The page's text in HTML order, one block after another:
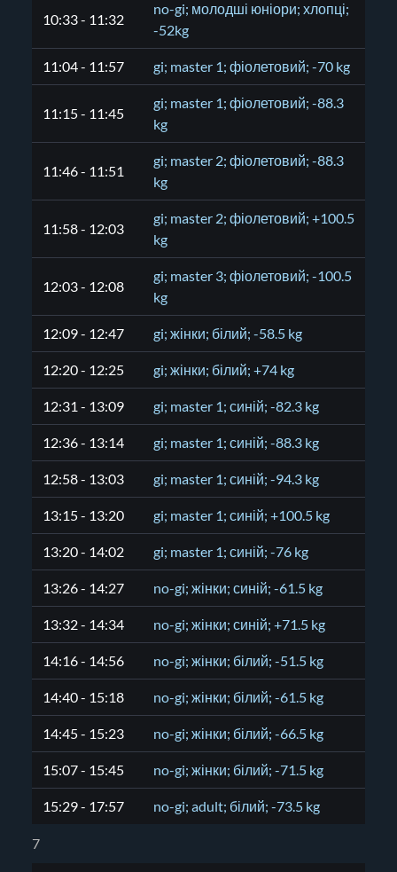
10:33 - 11:32
no-gi; молодші юніори; хлопці;
-52kg
11:04 - 11:57 gi; master 1; фіолетовий; -70 kg
11:15 - 11:45
gi; master 1; фіолетовий; -88.3
kg
11:46 - 11:51
gi; master 2; фіолетовий; -88.3
kg
11:58 - 12:03
gi; master 2; фіолетовий; +100.5
kg
12:03 - 12:08
gi; master 3; фіолетовий; -100.5
kg
12:09 - 12:47 gi; жінки; білий; -58.5 kg
12:20 - 12:25 gi; жінки; білий; +74 kg
12:31 - 13:09 gi; master 1; синій; -82.3 kg
12:36 - 13:14 gi; master 1; синій; -88.3 kg
12:58 - 13:03 gi; master 1; синій; -94.3 kg
13:15 - 13:20 gi; master 1; синій; +100.5 kg
13:20 - 14:02 gi; master 1; синій; -76 kg
13:26 - 14:27 no-gi; жінки; синій; -61.5 kg
13:32 - 14:34 no-gi; жінки; синій; +71.5 kg
14:16 - 14:56 no-gi; жінки; білий; -51.5 kg
14:40 - 15:18 no-gi; жінки; білий; -61.5 kg
14:45 - 15:23 no-gi; жінки; білий; -66.5 kg
15:07 - 15:45 no-gi; жінки; білий; -71.5 kg
15:29 - 17:57 no-gi; adult; білий; -73.5 kg
7